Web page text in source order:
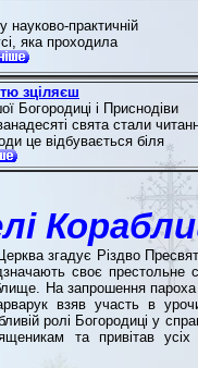
практичній
яка проходила
зціляєш
Богородиці і Приснодіви
свята стали
це відбувається біля
згадує Різдво
своє престольне
На запрошення
взяв участь в
ролі Богородиці у
та привітав